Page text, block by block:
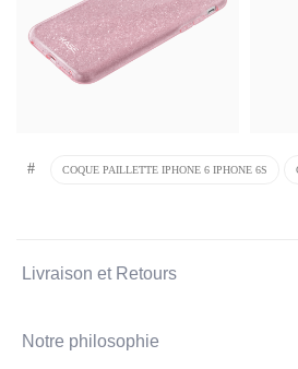
# COQUE PAILLETTE IPHONE 6 IPHONE 6S
Livraison et Retours
Notre philosophie